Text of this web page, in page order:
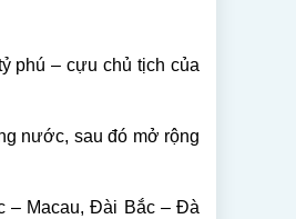
phú – cựu chủ tịch của
nước, sau đó mở rộng
– Macau, Đài Bắc – Đà